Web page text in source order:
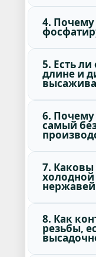
4.
5. Есть
длине и
6.
самый
7. Каковы
8. Как
резьбы,